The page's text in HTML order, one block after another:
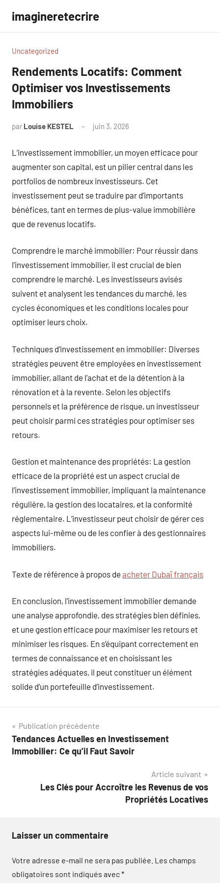
contenu
imagineretecrire
Uncategorized
Rendements Locatifs: Comment
Optimiser vos Investissements
Immobiliers
par Louise KESTEL juin 3, 2026
L’investissement immobilier, un moyen efficace pour
augmenter son capital, est un pilier central dans les
portfolios de nombreux investisseurs. Cet
investissement peut se traduire par d’importants
bénéfices, tant en termes de plus-value immobilière
que de revenus locatifs.
Comprendre le marché immobilier: Pour réussir dans
l’investissement immobilier, il est crucial de bien
comprendre le marché. Les investisseurs avisés
suivent et analysent les tendances du marché, les
cycles économiques et les conditions locales pour
optimiser leurs choix.
Techniques d’investissement en immobilier: Diverses
stratégies peuvent être employées en investissement
immobilier, allant de l’achat et de la détention à la
rénovation et à la revente. Selon les objectifs
personnels et la préférence de risque, un investisseur
peut choisir parmi ces stratégies pour optimiser ses
retours.
Gestion et maintenance des propriétés: La gestion
efficace de la propriété est un aspect crucial de
l’investissement immobilier, impliquant la maintenance
régulière, la gestion des locataires, et la conformité
réglementaire. L’investisseur peut choisir de gérer ces
aspects lui-même ou de les confier à des gestionnaires
immobiliers.
Texte de référence à propos de acheter Dubaï français
En conclusion, l’investissement immobilier demande
une analyse approfondie, des stratégies bien définies,
et une gestion efficace pour maximiser les retours et
minimiser les risques. En s’équipant correctement en
termes de connaissance et en choisissant les
stratégies adéquates, il peut constituer un élément
solide d’un portefeuille d’investissement.
Navigation
de
Publication précédente
Tendances Actuelles en Investissement
Immobilier: Ce qu’il Faut Savoir
Article suivant
Les Clés pour Accroître les Revenus de vos
Propriétés Locatives
Laisser un commentaire
Votre adresse e-mail ne sera pas publiée. Les champs
obligatoires sont indiqués avec*